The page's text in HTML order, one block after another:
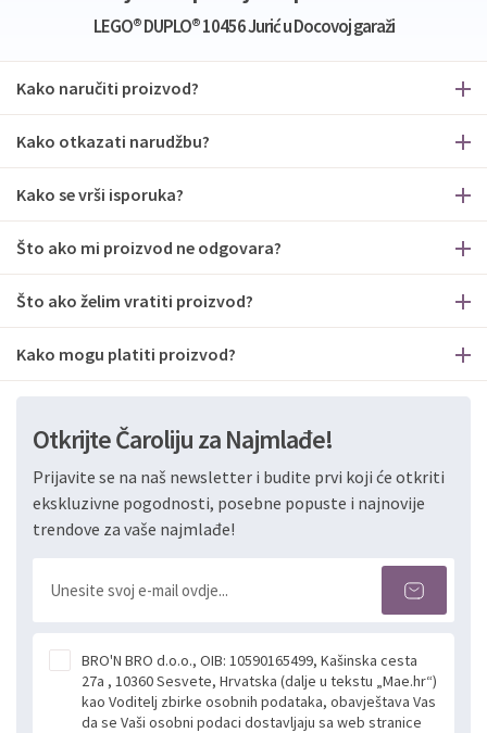
LEGO® DUPLO® 10456 Jurić u Docovoj garaži
Kako naručiti proizvod?
Kako otkazati narudžbu?
Kako se vrši isporuka?
Što ako mi proizvod ne odgovara?
Što ako želim vratiti proizvod?
Kako mogu platiti proizvod?
Otkrijte Čaroliju za Najmlađe!
Prijavite se na naš newsletter i budite prvi koji će otkriti
ekskluzivne pogodnosti, posebne popuste i najnovije
trendove za vaše najmlađe!
BRO'N BRO d.o.o., OIB: 10590165499, Kašinska cesta
27a , 10360 Sesvete, Hrvatska (dalje u tekstu „Mae.hr“)
kao Voditelj zbirke osobnih podataka, obavještava Vas
da se Vaši osobni podaci dostavljaju sa web stranice